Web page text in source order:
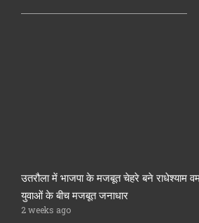
उतरौला में भाजपा के मजबूत चेहरे बने राधेश्याम
युवाओं के बीच मजबूत जनाधार
2 weeks ago